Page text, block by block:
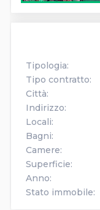
Tipologia:
Tipo contratto:
Città:
Indirizzo:
Locali:
Bagni:
Camere:
Superficie:
Anno:
Stato immobile: